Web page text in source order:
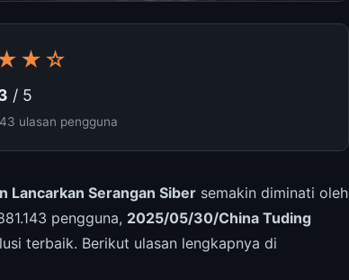
/ 5
ulasan pengguna
Lancarkan Serangan Siber semakin diminati oleh
pengguna, 2025/05/30/China Tuding
terbaik. Berikut ulasan lengkapnya di